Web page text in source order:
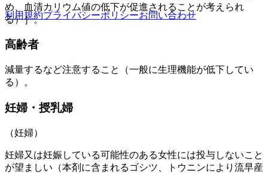
め、血清カリウム値の低下が促進されることが考えられ
る）］。
高齢者
減量するなど注意すること（一般に生理機能が低下してい
る）。
妊婦・授乳婦
（妊婦）
妊婦又は妊娠している可能性のある女性には投与しないこと
が望ましい（本剤に含まれるゴシツ、トウニンにより流早産
利用規約プライバシーポリシーお問い合わせ